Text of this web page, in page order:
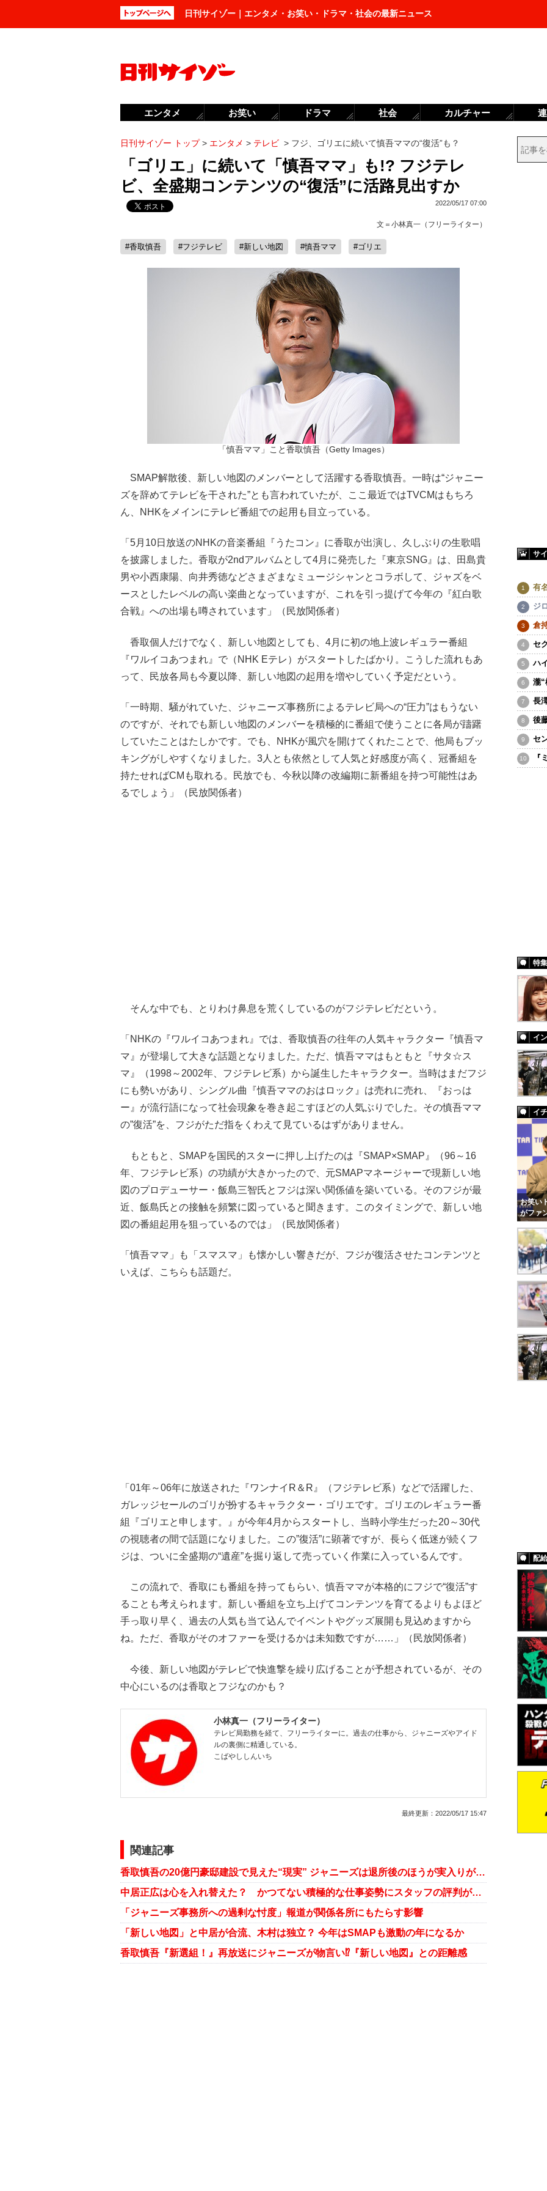
日刊サイゾー｜エンタメ・お笑い・ドラマ・社会の最新ニュース
日刊サイゾー トップ> エンタメ > テレビ > フジ、ゴリエに続いて慎吾ママの“復活”も？
「ゴリエ」に続いて「慎吾ママ」も!? フジテレ
ビ、全盛期コンテンツの“復活”に活路見出すか
2022/05/17 07:00
文＝ 小林真一（フリーライター）
#香取慎吾 #フジテレビ #新しい地図 #慎吾ママ #ゴリエ
「慎吾ママ」こと香取慎吾（Getty Images）
SMAP解散後、新しい地図のメンバーとして活躍する香取慎吾。一時は“ジャニー
ズを辞めてテレビを干された”とも言われていたが、ここ最近ではTVCMはもちろ
ん、NHKをメインにテレビ番組での起用も目立っている。
「5月10日放送のNHKの音楽番組『うたコン』に香取が出演し、久しぶりの生歌唱
を披露しました。香取が2ndアルバムとして4月に発売した『東京SNG』は、田島貴
男や小西康陽、向井秀徳などさまざまなミュージシャンとコラボして、ジャズをベ
ースとしたレベルの高い楽曲となっていますが、これを引っ提げて今年の『紅白歌
合戦』への出場も噂されています」（民放関係者）
香取個人だけでなく、新しい地図としても、4月に初の地上波レギュラー番組
『ワルイコあつまれ』で（NHK Eテレ）がスタートしたばかり。こうした流れもあ
って、民放各局も今夏以降、新しい地図の起用を増やしていく予定だという。
「一時期、騒がれていた、ジャニーズ事務所によるテレビ局への“圧力”はもうない
のですが、それでも新しい地図のメンバーを積極的に番組で使うことに各局が躊躇
していたことはたしかです。でも、NHKが風穴を開けてくれたことで、他局もブッ
キングがしやすくなりました。3人とも依然として人気と好感度が高く、冠番組を
持たせればCMも取れる。民放でも、今秋以降の改編期に新番組を持つ可能性はあ
るでしょう」（民放関係者）
そんな中でも、とりわけ鼻息を荒くしているのがフジテレビだという。
「NHKの『ワルイコあつまれ』では、香取慎吾の往年の人気キャラクター『慎吾マ
マ』が登場して大きな話題となりました。ただ、慎吾ママはもともと『サタ☆ス
マ』（1998～2002年、フジテレビ系）から誕生したキャラクター。当時はまだフジ
にも勢いがあり、シングル曲『慎吾ママのおはロック』は売れに売れ、『おっは
ー』が流行語になって社会現象を巻き起こすほどの人気ぶりでした。その慎吾ママ
の”復活”を、フジがただ指をくわえて見ているはずがありません。
もともと、SMAPを国民的スターに押し上げたのは『SMAP×SMAP』（96～16
年、フジテレビ系）の功績が大きかったので、元SMAPマネージャーで現新しい地
図のプロデューサー・飯島三智氏とフジは深い関係値を築いている。そのフジが最
近、飯島氏との接触を頻繁に図っていると聞きます。このタイミングで、新しい地
図の番組起用を狙っているのでは」（民放関係者）
「慎吾ママ」も「スマスマ」も懐かしい響きだが、フジが復活させたコンテンツと
いえば、こちらも話題だ。
「01年～06年に放送された『ワンナイR＆R』（フジテレビ系）などで活躍した、
ガレッジセールのゴリが扮するキャラクター・ゴリエです。ゴリエのレギュラー番
組『ゴリエと申します。』が今年4月からスタートし、当時小学生だった20～30代
の視聴者の間で話題になりました。この”復活”に顕著ですが、長らく低迷が続くフ
ジは、ついに全盛期の“遺産”を掘り返して売っていく作業に入っているんです。
この流れで、香取にも番組を持ってもらい、慎吾ママが本格的にフジで“復活”す
ることも考えられます。新しい番組を立ち上げてコンテンツを育てるよりもよほど
手っ取り早く、過去の人気も当て込んでイベントやグッズ展開も見込めますから
ね。ただ、香取がそのオファーを受けるかは未知数ですが……」（民放関係者）
今後、新しい地図がテレビで快進撃を繰り広げることが予想されているが、その
中心にいるのは香取とフジなのかも？
小林真一（フリーライター）
テレビ局勤務を経て、フリーライターに。過去の仕事から、ジャニーズやアイド
ルの裏側に精通している。
こばやししんいち
最終更新： 2022/05/17 15:47
関連記事
香取慎吾の20億円豪邸建設で見えた“現実” ジャニーズは退所後のほうが実入りがいい？
中居正広は心を入れ替えた？ かつてない積極的な仕事姿勢にスタッフの評判が急上昇
「ジャニーズ事務所への過剰な忖度」報道が関係各所にもたらす影響
「新しい地図」と中居が合流、木村は独立？ 今年はSMAPも激動の年になるか
香取慎吾『新選組！』再放送にジャニーズが物言い⁉『新しい地図』との距離感
サ
有
ジ
倉
セ
ハ
瀧“
長
後
セ
『
特集
イ
イ
お笑い
がファ
配
エンタメ お笑い ドラマ 社会 カルチャー